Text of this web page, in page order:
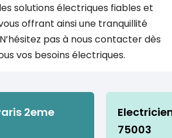
solutions électriques fiables et
offrant ainsi une tranquillité
pas à nous contacter dès
vos besoins électriques.
2eme
75003